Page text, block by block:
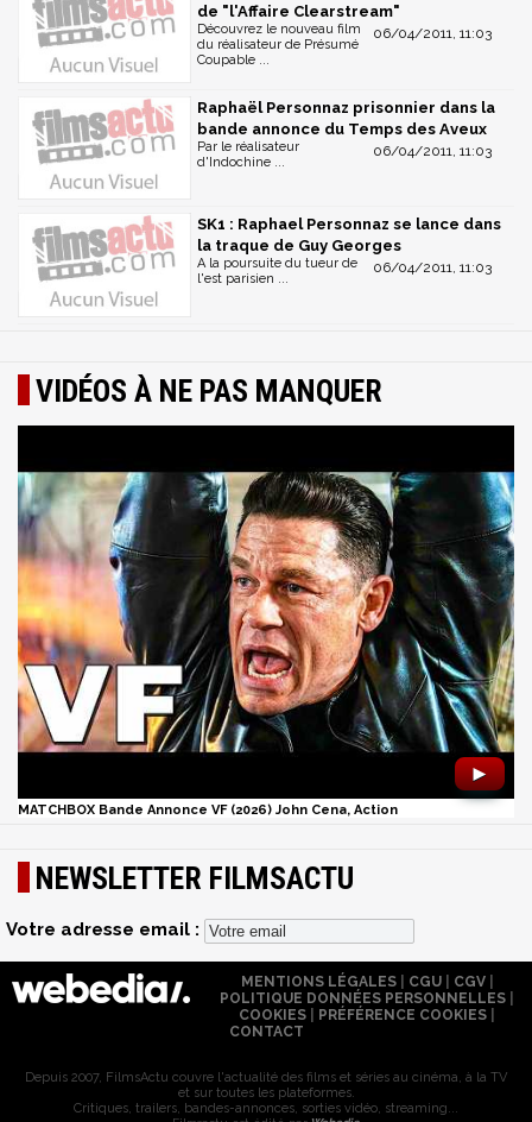
de "l'Affaire Clearstream"
06/04/2011, 11:03
Découvrez le nouveau film
du réalisateur de Présumé
Coupable ...
Raphaël Personnaz prisonnier dans la
bande annonce du Temps des Aveux
06/04/2011, 11:03
Par le réalisateur
d'Indochine ...
SK1 : Raphael Personnaz se lance dans
la traque de Guy Georges
06/04/2011, 11:03
A la poursuite du tueur de
l'est parisien ...
VIDÉOS À NE PAS MANQUER
►
MATCHBOX Bande Annonce VF (2026) John Cena, Action
NEWSLETTER FILMSACTU
Votre adresse email :
MENTIONS LÉGALES| CGU| CGV|
POLITIQUE DONNÉES PERSONNELLES
COOKIES
PRÉFÉRENCE COOKIES
CONTACT
Depuis 2007, FilmsActu couvre l'actualité des films et séries au cinéma, à la TV
et sur toutes les plateformes.
Critiques, trailers, bandes-annonces, sorties vidéo, streaming...